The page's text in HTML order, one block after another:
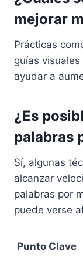
mejorar
Prácticas
guías
ayudar a
¿Es
palabras
Sí, algunas
alcanzar
palabras por
puede verse
Punto Clave